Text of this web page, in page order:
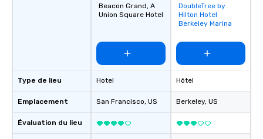
Type de lieu
Emplacement
Évaluation du lieu
Beacon Grand, A
Union Square Hotel
Hotel
San Francisco, US
Removed from
favorites
DoubleTree by
Hilton Hotel
Berkeley Marina
Hôtel
Berkeley, US